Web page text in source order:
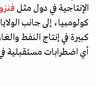
الإنتاجية في دول مثل
كولومبيا، إلى جانب
كبيرة في إنتاج النفط
أي اضطرابات مستقبلية